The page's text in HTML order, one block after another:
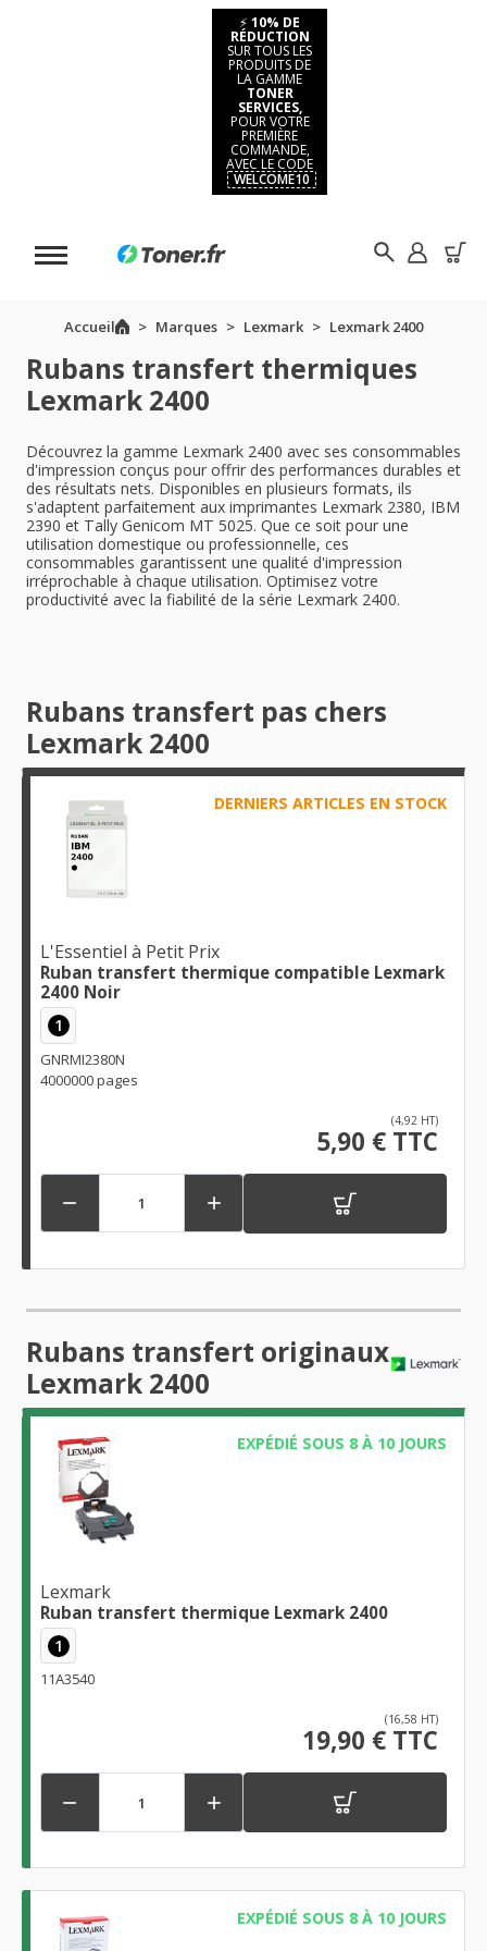
⚡ 10% DE
RÉDUCTION
SUR TOUS LES
PRODUITS DE
LA GAMME
TONER
SERVICES,
POUR VOTRE
PREMIÈRE
COMMANDE,
AVEC LE CODE
WELCOME10
Accueil Marques Lexmark Lexmark 2400
Rubans transfert thermiques
Lexmark 2400
Découvrez la gamme Lexmark 2400 avec ses consommables
d'impression conçus pour offrir des performances durables et
des résultats nets. Disponibles en plusieurs formats, ils
s'adaptent parfaitement aux imprimantes Lexmark 2380, IBM
2390 et Tally Genicom MT 5025. Que ce soit pour une
utilisation domestique ou professionnelle, ces
consommables garantissent une qualité d'impression
irréprochable à chaque utilisation. Optimisez votre
productivité avec la fiabilité de la série Lexmark 2400.
Rubans transfert pas chers
Lexmark 2400
DERNIERS ARTICLES EN STOCK
L'Essentiel à Petit Prix
Ruban transfert thermique compatible Lexmark
2400 Noir
1
GNRMI2380N
4000000 pages
(4,92 HT)
5,90 € TTC
 
Rubans transfert originaux
Lexmark 2400
EXPÉDIÉ SOUS 8 À 10 JOURS
Lexmark
Ruban transfert thermique Lexmark 2400
1
11A3540
(16,58 HT)
19,90 € TTC
 
EXPÉDIÉ SOUS 8 À 10 JOURS